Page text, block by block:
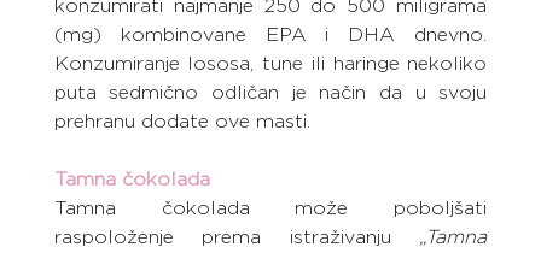
konzumirati najmanje 250 do 500 miligrama
(mg) kombinovane EPA i DHA dnevno.
Konzumiranje lososa, tune ili haringe nekoliko
puta sedmično odličan je način da u svoju
prehranu dodate ove masti.
Tamna čokolada
Tamna čokolada može poboljšati
raspoloženje prema istraživanju „Tamna